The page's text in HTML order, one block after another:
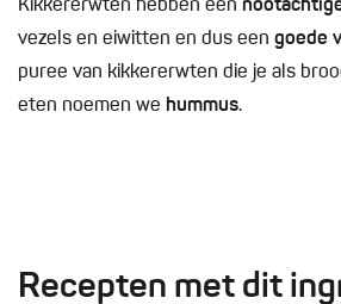
Kikkererwten hebben een
vezels en eiwitten en dus een goede
puree van kikkererwten die je als
eten noemen we hummus.
Recepten met dit